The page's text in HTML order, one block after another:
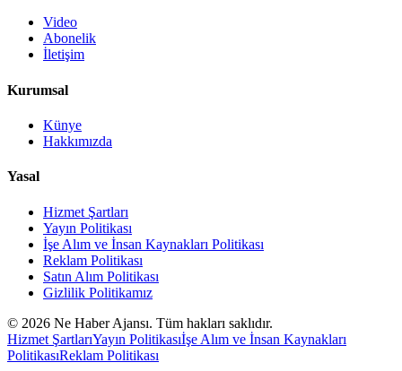
Video
Abonelik
İletişim
Kurumsal
Künye
Hakkımızda
Yasal
Hizmet Şartları
Yayın Politikası
İşe Alım ve İnsan Kaynakları Politikası
Reklam Politikası
Satın Alım Politikası
Gizlilik Politikamız
© 2026 Ne Haber Ajansı. Tüm hakları saklıdır.
Hizmet ŞartlarıYayın Politikasıİşe Alım ve İnsan Kaynakları
PolitikasıReklam Politikası